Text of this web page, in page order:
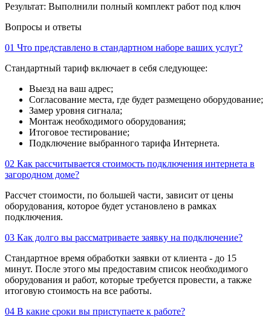
Результат: Выполнили полный комплект работ под ключ
Вопросы и ответы
01 Что представлено в стандартном наборе ваших услуг?
Стандартный тариф включает в себя следующее:
Выезд на ваш адрес;
Согласование места, где будет размещено оборудование;
Замер уровня сигнала;
Монтаж необходимого оборудования;
Итоговое тестирование;
Подключение выбранного тарифа Интернета.
02 Как рассчитывается стоимость подключения интернета в
загородном доме?
Рассчет стоимости, по большей части, зависит от цены
оборудования, которое будет установлено в рамках
подключения.
03 Как долго вы рассматриваете заявку на подключение?
Стандартное время обработки заявки от клиента - до 15
минут. После этого мы предоставим список необходимого
оборудования и работ, которые требуется провести, а также
итоговую стоимость на все работы.
04 В какие сроки вы приступаете к работе?